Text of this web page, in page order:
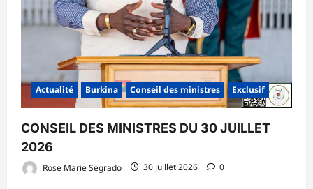
Actualité Burkina Conseil des ministres Exclusif
CONSEIL DES MINISTRES DU 30 JUILLET
2026
Rose Marie Segrado 30 juillet 2026 0